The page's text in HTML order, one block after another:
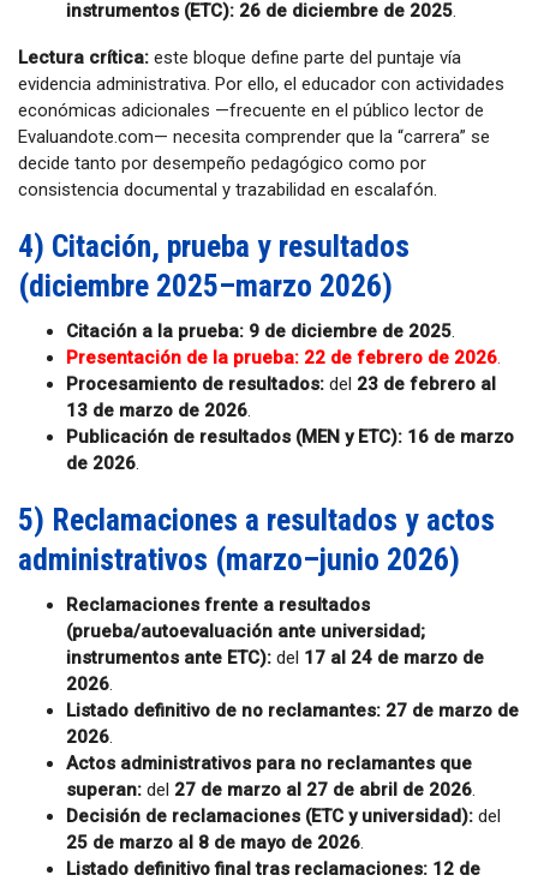
instrumentos (ETC): 26 de diciembre de 2025.
Lectura crítica: este bloque define parte del puntaje vía
evidencia administrativa. Por ello, el educador con actividades
económicas adicionales —frecuente en el público lector de
Evaluandote.com— necesita comprender que la “carrera” se
decide tanto por desempeño pedagógico como por
consistencia documental y trazabilidad en escalafón.
4) Citación, prueba y resultados
(diciembre 2025–marzo 2026)
Citación a la prueba: 9 de diciembre de 2025.
Presentación de la prueba: 22 de febrero de 2026.
Procesamiento de resultados: del 23 de febrero al
13 de marzo de 2026.
Publicación de resultados (MEN y ETC): 16 de marzo
de 2026.
5) Reclamaciones a resultados y actos
administrativos (marzo–junio 2026)
Reclamaciones frente a resultados
(prueba/autoevaluación ante universidad;
instrumentos ante ETC): del 17 al 24 de marzo de
2026.
Listado definitivo de no reclamantes: 27 de marzo de
2026.
Actos administrativos para no reclamantes que
superan: del 27 de marzo al 27 de abril de 2026.
Decisión de reclamaciones (ETC y universidad): del
25 de marzo al 8 de mayo de 2026.
Listado definitivo final tras reclamaciones: 12 de